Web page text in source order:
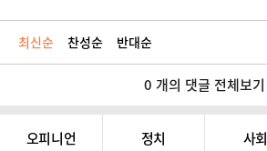
최신순 찬성순 반대순
0 개의 댓글 전체보기
오피니언 정치 사회